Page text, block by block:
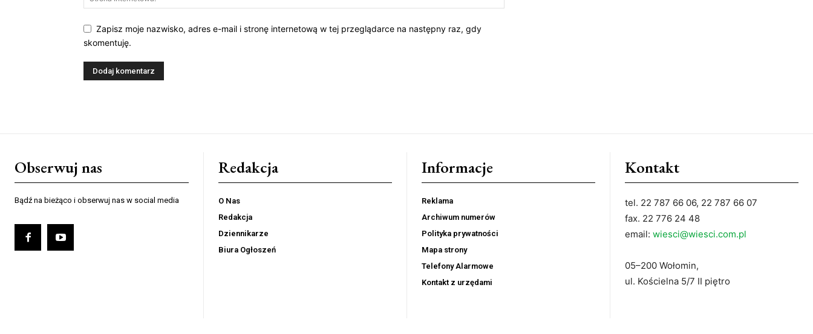
Zapisz moje nazwisko, adres e-mail i stronę internetową w tej przeglądarce na następny raz, gdy
skomentuję.
Obserwuj nas
Bądź na bieżąco i obserwuj nas w social media
Redakcja
O Nas
Redakcja
Dziennikarze
Biura Ogłoszeń
Informacje
Reklama
Archiwum numerów
Polityka prywatności
Mapa strony
Telefony Alarmowe
Kontakt z urzędami
Kontakt
tel. 22 787 66 06, 22 787 66 07
fax. 22 776 24 48
email: wiesci@wiesci.com.pl
05–200 Wołomin,
ul. Kościelna 5/7 II piętro